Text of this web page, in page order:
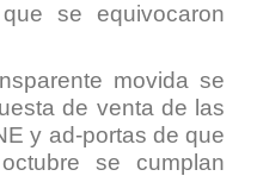
se equivocaron
movida se
de venta de las
y ad-portas de que
se cumplan